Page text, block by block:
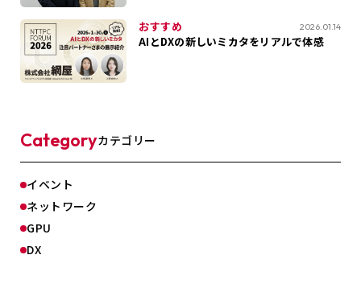
おすすめ 2026.01.14
AIとDXの新しいミカタをリアルで体感
Categoryカテゴリー
イベント
ネットワーク
GPU
DX